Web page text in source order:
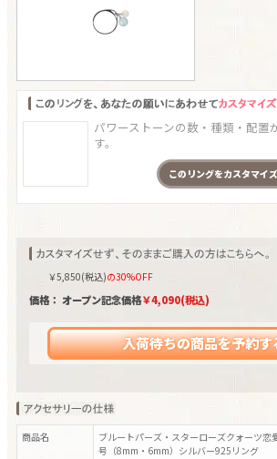
パワーストーンの数・種類・配置
す。
この リングをカスタマイ
￥5,850(税込)の30%OFF
価格： オープン記念価格￥4,090(税込)
入荷待ちの商品を予約す
商品名
ブルートパーズ・スターローズクォーツ恋
号（8mm・6mm）シルバー925リング